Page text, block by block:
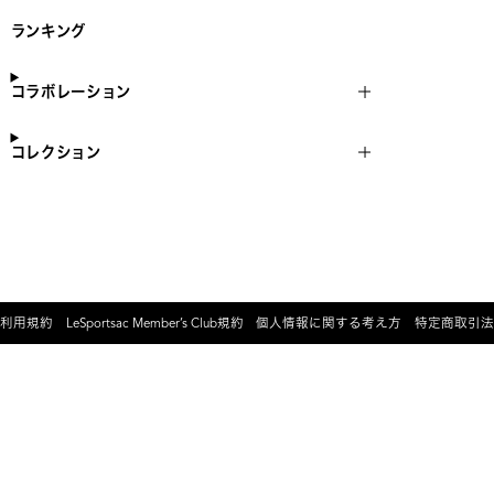
ランキング
コラボレーション
コレクション
利用規約 LeSportsac Member’s Club規約 個人情報に関する考え方 特定商取引